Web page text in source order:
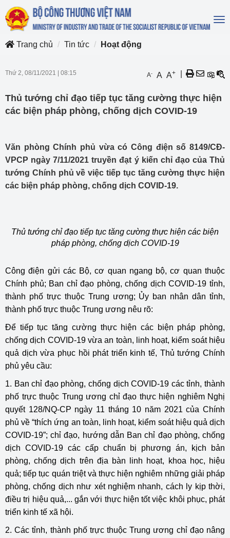
Trang chủ
Tin tức Hoạt động
Thứ 2, 08/11/2021 08:15 A- A A+
Thủ tướng chỉ đạo tiếp tục tăng cường thực hiện
các biện pháp phòng, chống dịch COVID-19
Văn phòng Chính phủ vừa có Công điện số 8149/CĐ-
VPCP ngày 7/11/2021 truyền đạt ý kiến chỉ đạo của Thủ
tướng Chính phủ về việc tiếp tục tăng cường thực hiện
các biện pháp phòng, chống dịch COVID-19.
Thủ tướng chỉ đạo tiếp tục tăng cường thực hiện các biện
pháp phòng, chống dịch COVID-19
Công điện gửi các Bộ, cơ quan ngang bộ, cơ quan thuộc
Chính phủ; Ban chỉ đạo phòng, chống dịch COVID-19 tỉnh,
thành phố trực thuộc Trung ương; Ủy ban nhân dân tỉnh,
thành phố trực thuộc Trung ương nêu rõ:
Để tiếp tục tăng cường thực hiện các biện pháp phòng,
chống dịch COVID-19 vừa an toàn, linh hoạt, kiểm soát hiệu
quả dịch vừa phục hồi phát triển kinh tế, Thủ tướng Chính
phủ yêu cầu:
1. Ban chỉ đạo phòng, chống dịch COVID-19 các tỉnh, thành
phố trực thuộc Trung ương chỉ đạo thực hiện nghiêm Nghị
quyết 128/NQ-CP ngày 11 tháng 10 năm 2021 của Chính
phủ về “thích ứng an toàn, linh hoạt, kiểm soát hiệu quả dịch
COVID-19”; chỉ đạo, hướng dẫn Ban chỉ đạo phòng, chống
dịch COVID-19 các cấp chuẩn bị phương án, kịch bản
phòng, chống dịch trên địa bàn linh hoạt, khoa học, hiệu
quả; tiếp tục quán triệt và thực hiện nghiêm những giải pháp
phòng, chống dịch như xét nghiệm nhanh, cách ly kịp thời,
điều trị hiệu quả,... gắn với thực hiện tốt việc khôi phục, phát
triển kinh tế xã hội.
2. Các tỉnh, thành phố trực thuộc Trung ương chỉ đạo nâng